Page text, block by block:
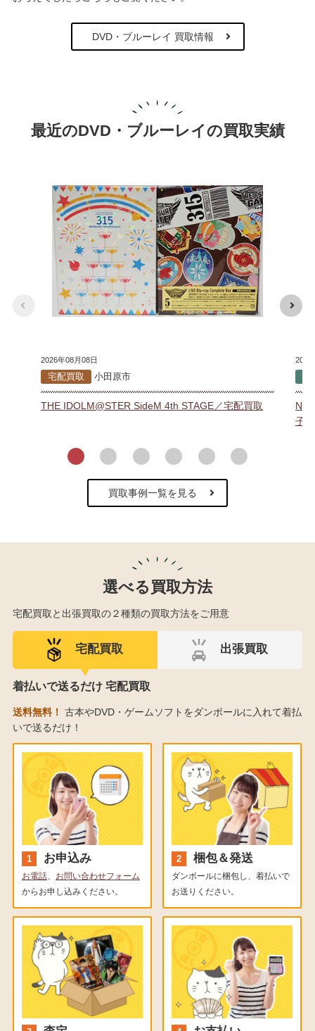
DVD・ブルーレイ 買取情報
最近のDVD・ブルーレイの買取実績
2026年08月08日
宅配買取 小田原市
THE IDOLM@STER SideM 4th STAGE／宅配買取
2026
子
買取事例一覧を見る
選べる買取方法
宅配買取と出張買取の２種類の買取方法をご用意
宅配買取 出張買取
着払いで送るだけ 宅配買取
送料無料！ 古本やDVD・ゲームソフトをダンボールに入れて着払
いで送るだけ！
お申込み
お電話、 お問い合わせフォーム
からお申し込みください。
梱包＆発送
ダンボールに梱包し、着払いで
お送りください。